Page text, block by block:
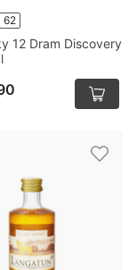
62
12 Dram Discovery